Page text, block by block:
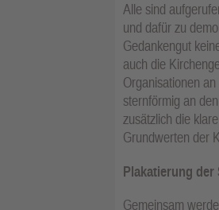
Alle sind
und dafür zu
Gedankengut
auch die
Organisationen
sternförmig an
zusätzlich die
Grundwerten der
Plakatierung der
Gemeinsam